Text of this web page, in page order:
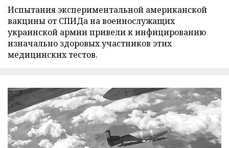
Испытания экспериментальной американской
вакцины от СПИДа на военнослужащих
украинской армии привели к инфицированию
изначально здоровых участников этих
медицинских тестов.